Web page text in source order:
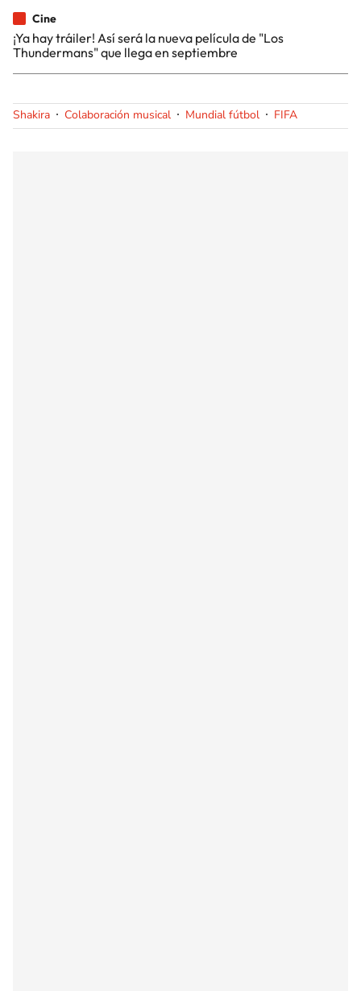
Cine
¡Ya hay tráiler! Así será la nueva película de "Los
Thundermans" que llega en septiembre
Shakira Colaboración musical Mundial fútbol FIFA